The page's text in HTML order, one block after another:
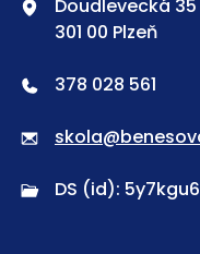
Doudlevecká 35
301 00 Plzeň
378 028 561
DS (id): 5y7kgu6